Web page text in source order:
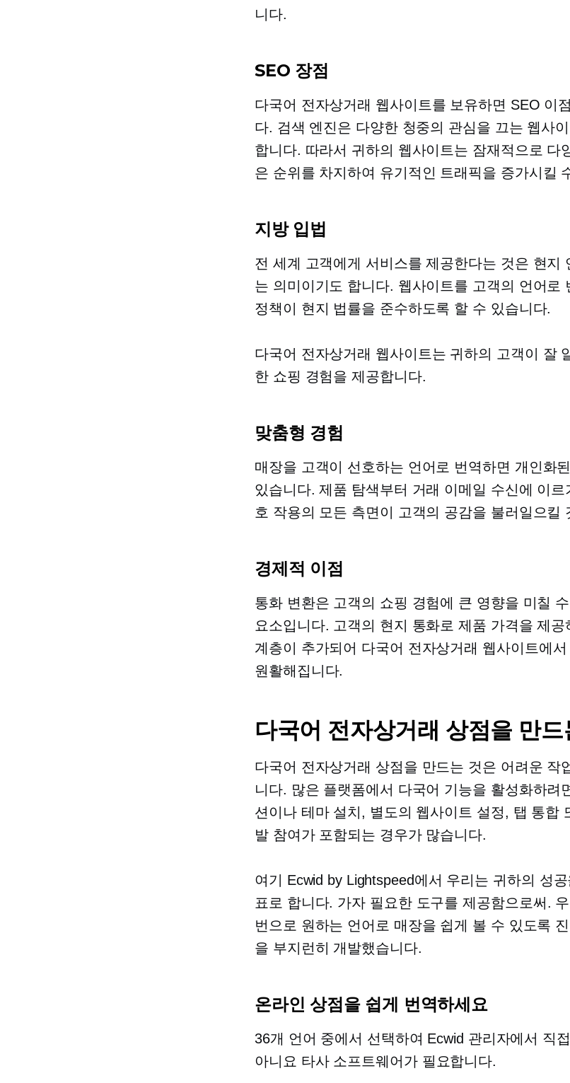
니다.
SEO 장점
다국어 전자상거래 웹사이트를 보유하면 SEO 이
다. 검색 엔진은 다양한 청중의 관심을 끄는 웹사
합니다. 따라서 귀하의 웹사이트는 잠재적으로 다
은 순위를 차지하여 유기적인 트래픽을 증가시킬
지방 입법
전 세계 고객에게 서비스를 제공한다는 것은 현지
는 의미이기도 합니다. 웹사이트를 고객의 언어로
정책이 현지 법률을 준수하도록 할 수 있습니다.
다국어 전자상거래 웹사이트는 귀하의 고객이 잘
한 쇼핑 경험을 제공합니다.
맞춤형 경험
매장을 고객이 선호하는 언어로 번역하면 개인화
있습니다. 제품 탐색부터 거래 이메일 수신에 이
호 작용의 모든 측면이 고객의 공감을 불러일으킬
경제적 이점
통화 변환은 고객의 쇼핑 경험에 큰 영향을 미칠
요소입니다. 고객의 현지 통화로 제품 가격을 제
계층이 추가되어 다국어 전자상거래 웹사이트에서
원활해집니다.
다국어 전자상거래 상점을 만드
다국어 전자상거래 상점을 만드는 것은 어려운 작
니다. 많은 플랫폼에서 다국어 기능을 활성화하려
션이나 테마 설치, 별도의 웹사이트 설정, 탭 통합
발 참여가 포함되는 경우가 많습니다.
여기 Ecwid by Lightspeed에서 우리는 귀하의 성
표로 합니다. 가자 필요한 도구를 제공함으로써.
번으로 원하는 언어로 매장을 쉽게 볼 수 있도록
을 부지런히 개발했습니다.
온라인 상점을 쉽게 번역하세요
36개 언어 중에서 선택하여 Ecwid 관리자에서 직
아니요 타사소프트웨어가 필요합니다.